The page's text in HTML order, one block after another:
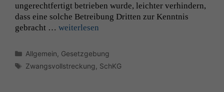
ungerecht­fer­tigt betrieben wurde, leichter ver­hin­dern,
dass eine solche Betrei­bung Drit­ten zur Ken­nt­nis
gebracht … weit­er­lesen
Kategorien
Allgemein Gesetzgebung
Schlagwörter
Zwangsvollstreckung SchKG